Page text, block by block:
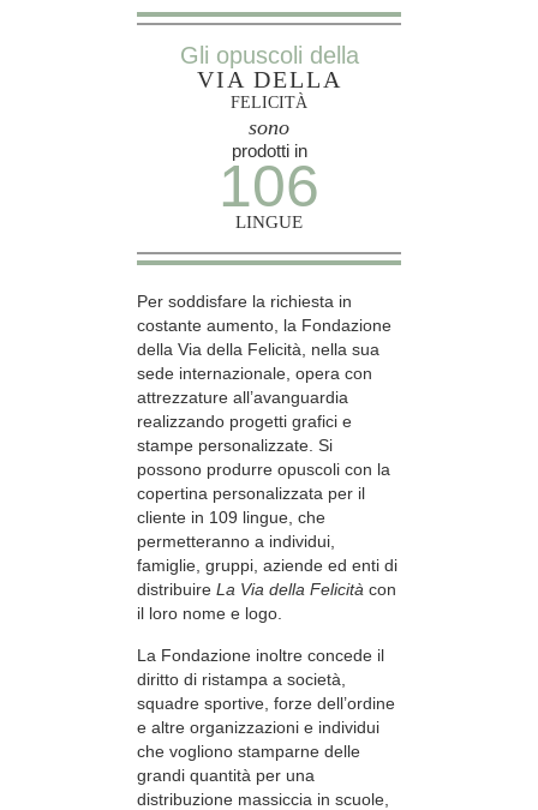
Gli opuscoli della
VIA DELLA
FELICITÀ
sono
prodotti in
106
LINGUE
Per soddisfare la richiesta in
costante aumento, la Fondazione
della Via della Felicità, nella sua
sede internazionale, opera con
attrezzature all’avanguardia
realizzando progetti grafici e
stampe personalizzate. Si
possono produrre opuscoli con la
copertina personalizzata per il
cliente in 109 lingue, che
permetteranno a individui,
famiglie, gruppi, aziende ed enti di
distribuire La Via della Felicità con
il loro nome e logo.
La Fondazione inoltre concede il
diritto di ristampa a società,
squadre sportive, forze dell’ordine
e altre organizzazioni e individui
che vogliono stamparne delle
grandi quantità per una
distribuzione massiccia in scuole,